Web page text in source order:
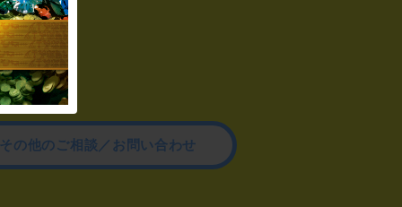
その他のご相談／お問い合わせ